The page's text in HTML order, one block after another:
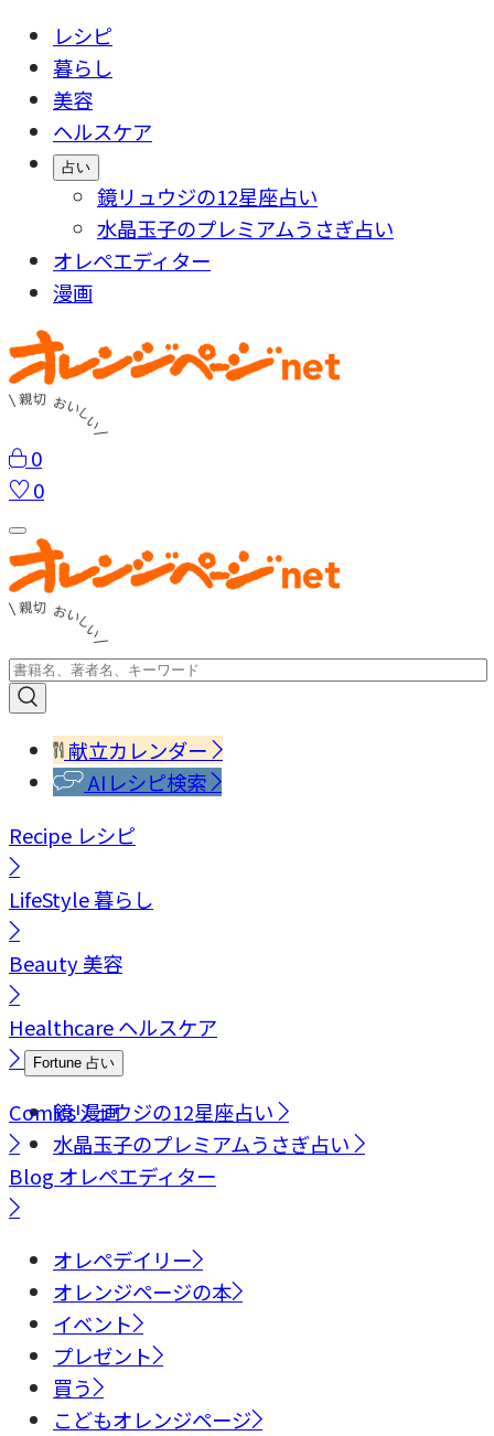
レシピ
暮らし
美容
ヘルスケア
占い
鏡リュウジの12星座占い
水晶玉子のプレミアムうさぎ占い
オレペエディター
漫画
0
0
献立カレンダー
AIレシピ検索
Recipe レシピ
LifeStyle暮らし
Beauty美容
Healthcareヘルスケア
Fortune 占い
鏡リュウジの12星座占い
水晶玉子のプレミアムうさぎ占い
Comics漫画
Blog オレペエディター
オレペデイリー
オレンジページの本
イベント
プレゼント
買う
こどもオレンジページ